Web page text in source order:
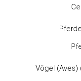
Vögel (Aves)